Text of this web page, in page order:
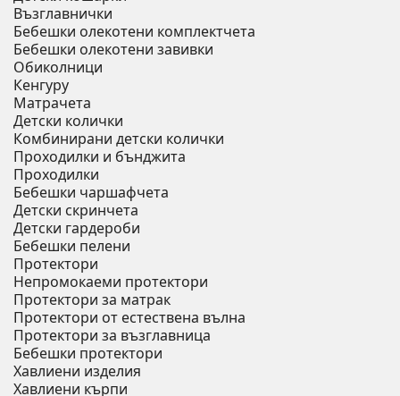
Възглавнички
Бебешки oлекотени комплектчета
Бебешки олекотени завивки
Обиколници
Кенгуру
Матрачета
Детски колички
Комбинирани детски колички
Проходилки и бънджита
Проходилки
Бебешки чаршафчета
Детски скринчета
Детски гардероби
Бебешки пелени
Протектори
Непромокаеми протектори
Протектори за матрак
Протектори от естествена вълна
Протектори за възглавница
Бебешки протектори
Хавлиени изделия
Хавлиени кърпи